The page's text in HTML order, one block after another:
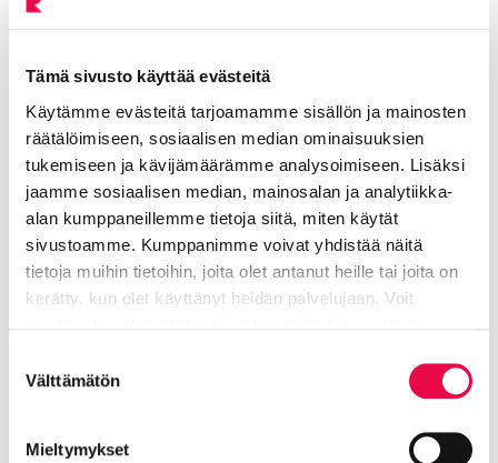
Tämä sivusto käyttää evästeitä
Käytämme evästeitä tarjoamamme sisällön ja mainosten
räätälöimiseen, sosiaalisen median ominaisuuksien
tukemiseen ja kävijämäärämme analysoimiseen. Lisäksi
jaamme sosiaalisen median, mainosalan ja analytiikka-
alan kumppaneillemme tietoja siitä, miten käytät
sivustoamme. Kumppanimme voivat yhdistää näitä
tietoja muihin tietoihin, joita olet antanut heille tai joita on
kerätty, kun olet käyttänyt heidän palvelujaan. Voit
valinta
Välttämätön
Mieltymykset
Lisää aiheesta: Asioi
Nykyinen sivu
Tietotupa
Klikkaa käyttääksesi valikkoa
Näin Suomi.fi-viestit tulee
käyttöösi vuonna 2026
vuoden 2026 alkupuoliskolla ensisijaisesti
voimaantulon jälkeen ensimmäisen kerran